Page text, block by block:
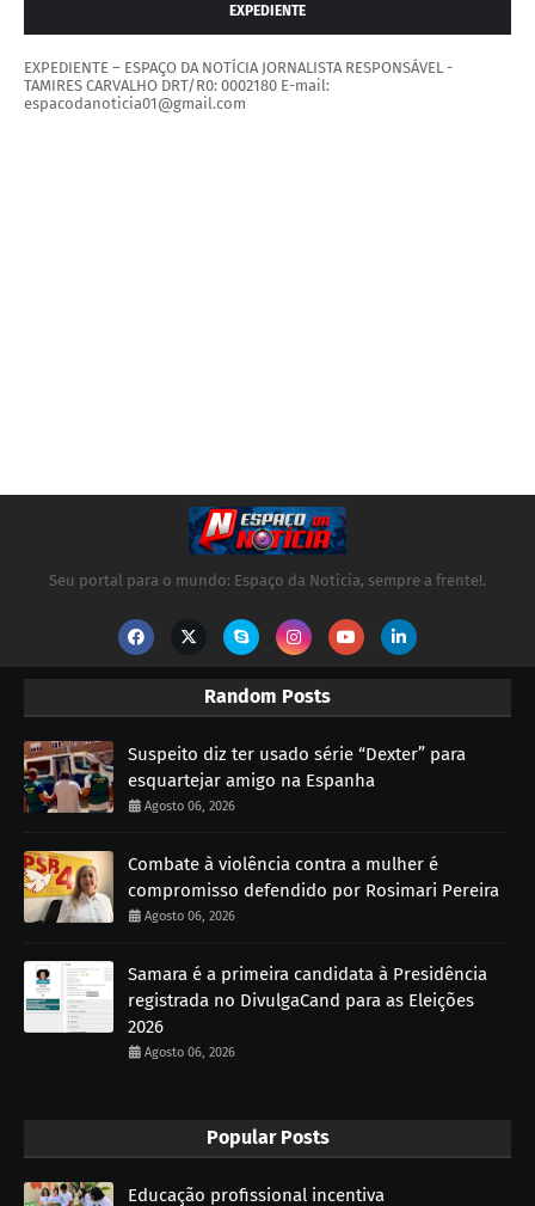
EXPEDIENTE
EXPEDIENTE – ESPAÇO DA NOTÍCIA JORNALISTA RESPONSÁVEL -
TAMIRES CARVALHO DRT/R0: 0002180 E-mail:
espacodanoticia01@gmail.com
Seu portal para o mundo: Espaço da Notícia, sempre a frente!.
Random Posts
Suspeito diz ter usado série “Dexter” para
esquartejar amigo na Espanha
Agosto 06, 2026
Combate à violência contra a mulher é
compromisso defendido por Rosimari Pereira
Agosto 06, 2026
Samara é a primeira candidata à Presidência
registrada no DivulgaCand para as Eleições
2026
Agosto 06, 2026
Popular Posts
Educação profissional incentiva